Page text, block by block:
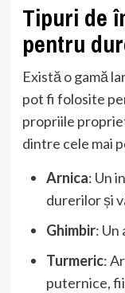
Tipuri de
pentru
Există o gamă
pot fi folosite
propriile
dintre cele mai
Arnica: Un
durerilor și
Ghimbir: Un
Turmeric:
puternice,